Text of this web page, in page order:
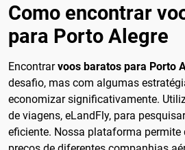
Como encontrar
para Porto Alegre
Encontrarvoos baratos para Porto
desafio, mas com algumas
economizar significativamente.
de viagens, eLandFly, para
eficiente. Nossa plataforma permite